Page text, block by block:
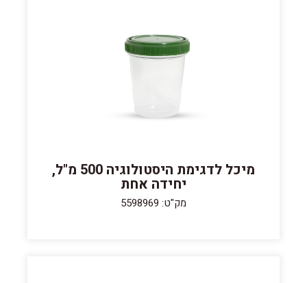
מיכל לדגימת היסטולוגיה 500 מ"ל,
יחידה אחת
מק"ט: 5598969